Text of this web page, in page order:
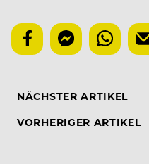
NÄCHSTER ARTIKEL
VORHERIGER ARTIKEL